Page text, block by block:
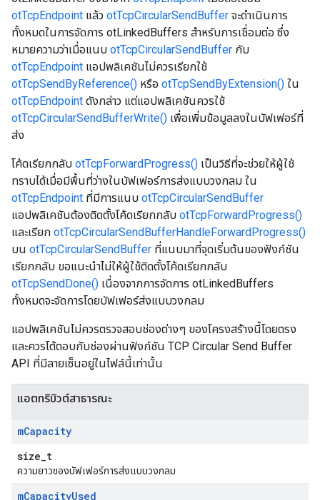
otTcpEndpoint แล้ว otTcpCircularSendBuffer จะดําเนินการ
ทั้งหมดในการจัดการ otLinkedBuffers สําหรับการเชื่อมต่อ ซึ่ง
หมายความว่าเมื่อแนบ otTcpCircularSendBuffer กับ
otTcpEndpoint แอปพลิเคชันไม่ควรเรียกใช้
otTcpSendByReference() หรือ otTcpSendByExtension() ใน
otTcpEndpoint ดังกล่าว แต่แอปพลิเคชันควรใช้
otTcpCircularSendBufferWrite() เพื่อเพิ่มข้อมูลลงในบัฟเฟอร์ที่
ส่ง
โค้ดเรียกกลับ otTcpForwardProgress() เป็นวิธีที่จะช่วยให้ผู้ใช้
ทราบได้เมื่อมีพื้นที่ว่างในบัฟเฟอร์การส่งแบบวงกลม ใน
otTcpEndpoint ที่มีการแนบ otTcpCircularSendBuffer
แอปพลิเคชันต้องติดตั้งโค้ดเรียกกลับ otTcpForwardProgress()
และเรียก otTcpCircularSendBufferHandleForwardProgress()
บน otTcpCircularSendBuffer ที่แนบมาที่จุดเริ่มต้นของฟังก์ชัน
เรียกกลับ ขอแนะนำไม่ให้ผู้ใช้ติดตั้งโค้ดเรียกกลับ
otTcpSendDone() เนื่องจากการจัดการ otLinkedBuffers
ทั้งหมดจะจัดการโดยบัฟเฟอร์ส่งแบบวงกลม
แอปพลิเคชันไม่ควรตรวจสอบช่องต่างๆ ของโครงสร้างนี้โดยตรง
และควรโต้ตอบกับช่องผ่านฟังก์ชัน TCP Circular Send Buffer
API ที่มีลายเซ็นอยู่ในไฟล์นี้เท่านั้น
แอตทริบิวต์สาธารณะ
mCapacity
size_t
ความยาวของบัฟเฟอร์การส่งแบบวงกลม
mCapacityUsed